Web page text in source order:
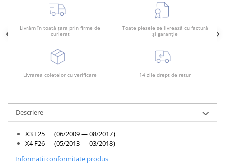
Panou acoperire trigger
Plafon
Rama radiator
Scut motor
Suport aripa
Suport far
Suport radiator
Livrăm în toată țara prin firme de
curierat
Toate piesele se livrează cu factură
și garanție
Livrarea coletelor cu verificare 14 zile drept de retur
Descriere
X3 F25 (06/2009 — 08/2017)
X4 F26 (05/2013 — 03/2018)
Informatii conformitate produs